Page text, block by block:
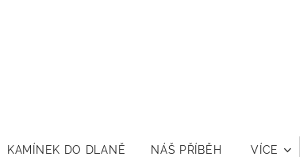
KAMÍNEK DO DLANĚ NÁŠ PŘÍBĚH VÍCE